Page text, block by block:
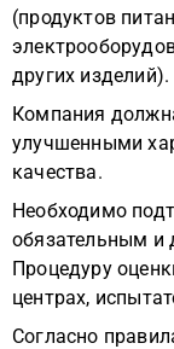
(продуктов
других изделий).
Компания
улучшенными
качества.
Необходимо
обязательным и
Процедуру
центрах,
Согласно